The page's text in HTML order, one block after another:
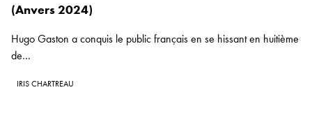
(Anvers 2024)
Hugo Gaston a conquis le public français en se hissant en huitième
de...
IRIS CHARTREAU